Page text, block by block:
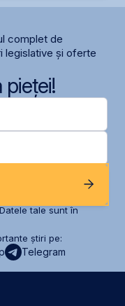
complet de
legislative și oferte
pieței!
tale sunt în
știri pe:
Telegram